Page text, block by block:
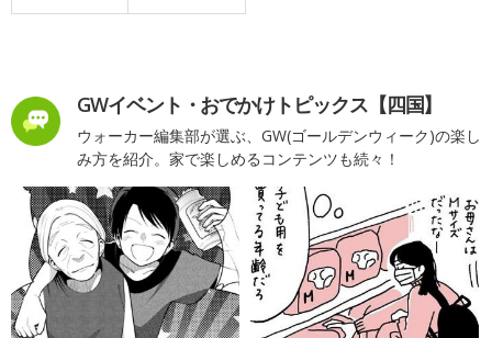
GWイベント・おでかけトピックス【四国】
ウォーカー編集部が選ぶ、GW(ゴールデンウィーク)の楽し
み方を紹介。家で楽しめるコンテンツも続々！